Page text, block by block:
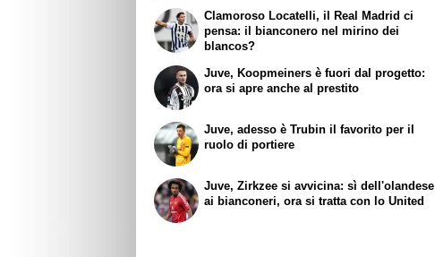
Clamoroso Locatelli, il Real Madrid ci
pensa: il bianconero nel mirino dei
blancos?
Juve, Koopmeiners è fuori dal progetto:
ora si apre anche al prestito
Juve, adesso è Trubin il favorito per il
ruolo di portiere
Juve, Zirkzee si avvicina: sì dell'olandese
ai bianconeri, ora si tratta con lo United